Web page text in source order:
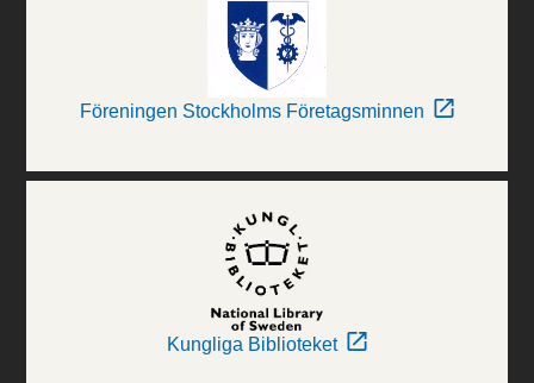
Föreningen Stockholms Företagsminnen
Kungliga Biblioteket